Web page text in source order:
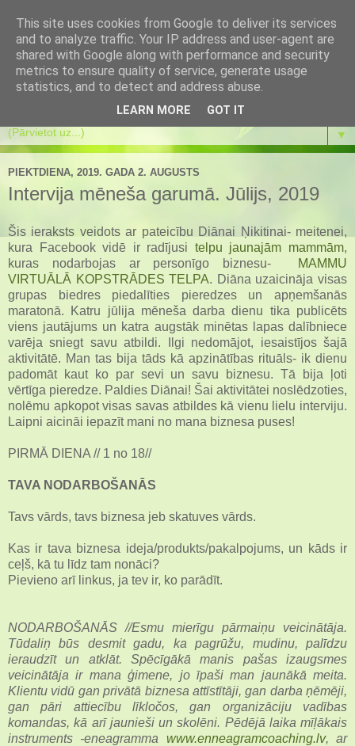
Es mainos
Es mainos pati un atbalstu pārmaiņas citos. Koučings.
Transformācijas spēle. Eneagramma. Meditācijas.
▼
PIEKTDIENA, 2019. GADA 2. AUGUSTS
Intervija mēneša garumā. Jūlijs, 2019
Šis ieraksts veidots ar pateicību Diānai Ņikitinai- meitenei,
kura Facebook vidē ir radījusi telpu jaunajām mammām,
kuras nodarbojas ar personīgo biznesu-
MAMMU
VIRTUĀLĀ KOPSTRĀDES TELPA. Diāna uzaicināja visas
grupas biedres piedalīties pieredzes un apņemšanās
maratonā. Katru jūlija mēneša darba dienu tika publicēts
viens jautājums un katra augstāk minētas lapas dalībniece
varēja sniegt savu atbildi. Ilgi nedomājot, iesaistījos šajā
aktivitātē. Man tas bija tāds kā apzinātības rituāls- ik dienu
padomāt kaut ko par sevi un savu biznesu. Tā bija ļoti
vērtīga pieredze. Paldies Diānai! Šai aktivitātei noslēdzoties,
nolēmu apkopot visas savas atbildes kā vienu lielu interviju.
Laipni aicināi iepazīt mani no mana biznesa puses!
PIRMĀ DIENA // 1 no 18//
TAVA NODARBOŠANĀS
Tavs vārds, tavs biznesa jeb skatuves vārds.
Kas ir tava biznesa ideja/produkts/pakalpojums, un kāds ir
ceļš, kā tu līdz tam nonāci?
Pievieno arī linkus, ja tev ir, ko parādīt.
NODARBOŠANĀS //Esmu mierīgu pārmaiņu veicinātāja.
Tūdaliņ būs desmit gadu, ka pagrūžu, mudinu, palīdzu
ieraudzīt un atklāt. Spēcīgākā manis pašas izaugsmes
veicinātāja ir mana ģimene, jo īpaši man jaunākā meita.
Klientu vidū gan privātā biznesa attīstītāji, gan darba ņēmēji,
gan pāri attiecību līkločos, gan organizāciju vadības
komandas, kā arī jaunieši un skolēni. Pēdējā laika mīļākais
instruments -eneagramma www.enneagramcoaching.lv, ar
This site uses cookies from Google to deliver its services
and to analyze traffic. Your IP address and user-agent are
shared with Google along with performance and security
metrics to ensure quality of service, generate usage
statistics, and to detect and address abuse.
LEARN MORE GOT IT